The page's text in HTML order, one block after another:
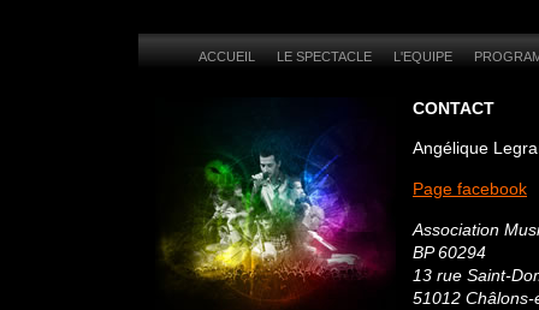
ACCUEIL LE SPECTACLE L'EQUIPE
CONTACT
Angélique
Page facebook
Association
BP 60294
13 rue Saint-
51012